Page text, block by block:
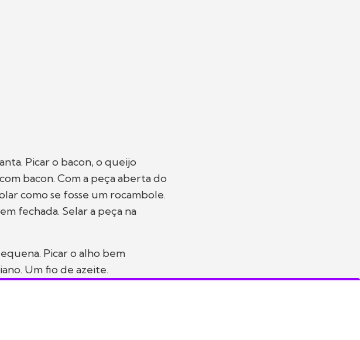
Picar o bacon, o queijo
bacon. Com a peça aberta do
como se fosse um rocambole.
fechada. Selar a peça na
Picar o alho bem
Um fio de azeite.